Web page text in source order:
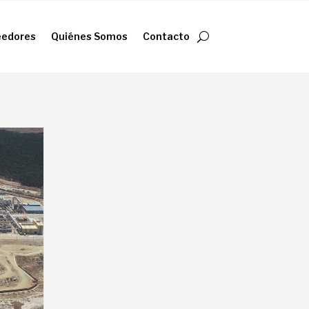
Quiénes Somos Contacto
Quiénes Somos Contacto